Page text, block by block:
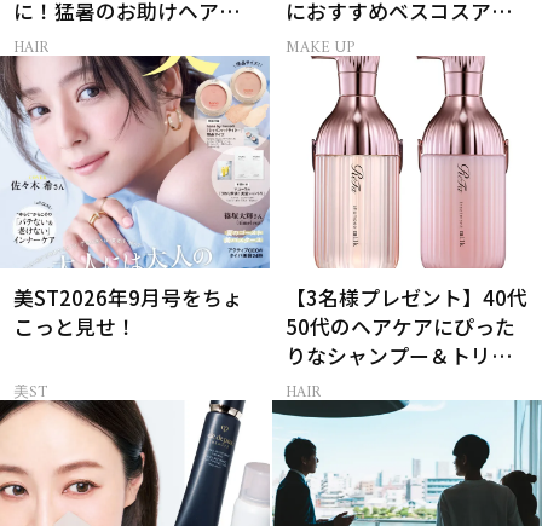
に！猛暑のお助けヘアア
イテム16選
HAIR
におすすめベスコスアイ
ライナー9選
MAKE UP
美ST2026年9月号をちょ
こっと見せ！
美ST
【3名様プレゼント】40代
50代のヘアケアにぴった
りなシャンプー＆トリー
トメントで、うねり悩み
に対処！
HAIR